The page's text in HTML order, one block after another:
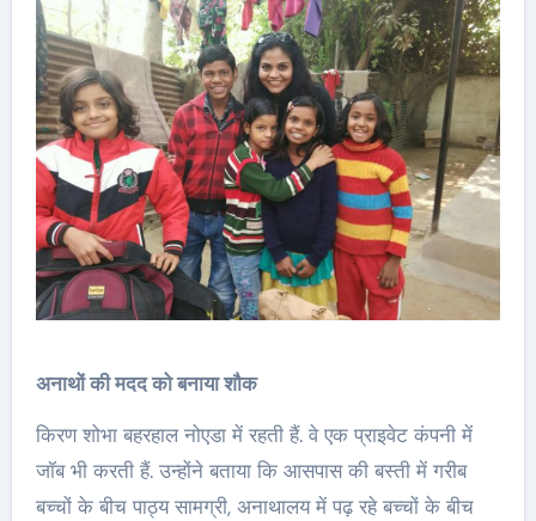
अनाथों की मदद को बनाया शौक
किरण शोभा बहरहाल नोएडा में रहती हैं. वे एक प्राइवेट कंपनी में
जॉब भी करती हैं. उन्होंने बताया कि आसपास की बस्ती में गरीब
बच्चों के बीच पाठ्य सामग्री, अनाथालय में पढ़ रहे बच्चों के बीच